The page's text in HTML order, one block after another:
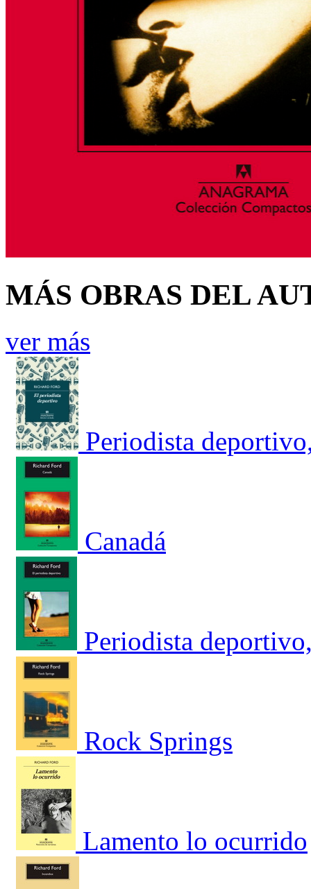
MÁS OBRAS DEL
ver más
Periodista
Canadá
Periodista
Rock Springs
Lamento lo ocurrido